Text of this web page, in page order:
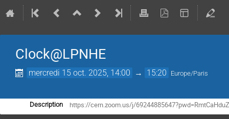
Clock@LPNHE
mercredi 15 oct. 2025, 14:00 → 15:20 Europe/Paris
Description https://cern.zoom.us/j/